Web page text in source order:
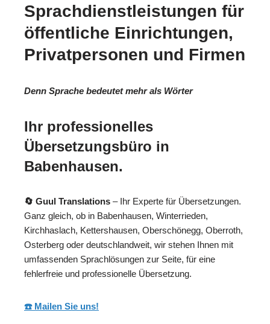
Sprachdienstleistungen für
öffentliche Einrichtungen,
Privatpersonen und Firmen
Denn Sprache bedeutet mehr als Wörter
Ihr professionelles
Übersetzungsbüro in
Babenhausen.
🔄 Guul Translations – Ihr Experte für Übersetzungen.
Ganz gleich, ob in Babenhausen, Winterrieden,
Kirchhaslach, Kettershausen, Oberschönegg, Oberroth,
Osterberg oder deutschlandweit, wir stehen Ihnen mit
umfassenden Sprachlösungen zur Seite, für eine
fehlerfreie und professionelle Übersetzung.
☎️ Mailen Sie uns!